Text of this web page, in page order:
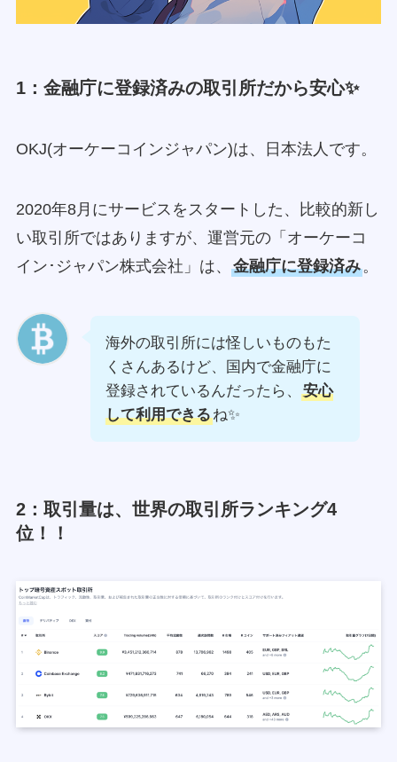
1：金融庁に登録済みの取引所だから安心✨
OKJ(オーケーコインジャパン)は、日本法人です。
2020年8月にサービスをスタートした、比較的新し
い取引所ではありますが、運営元の「オーケーコ
イン･ジャパン株式会社」は、 金融庁に登録済み。
海外の取引所には怪しいものもた
くさんあるけど、国内で金融庁に
登録されているんだったら、
安心
して利用できるね✨
2：取引量は、世界の取引所ランキング4
位！！